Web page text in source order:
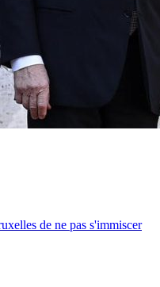
de ne pas s'immiscer